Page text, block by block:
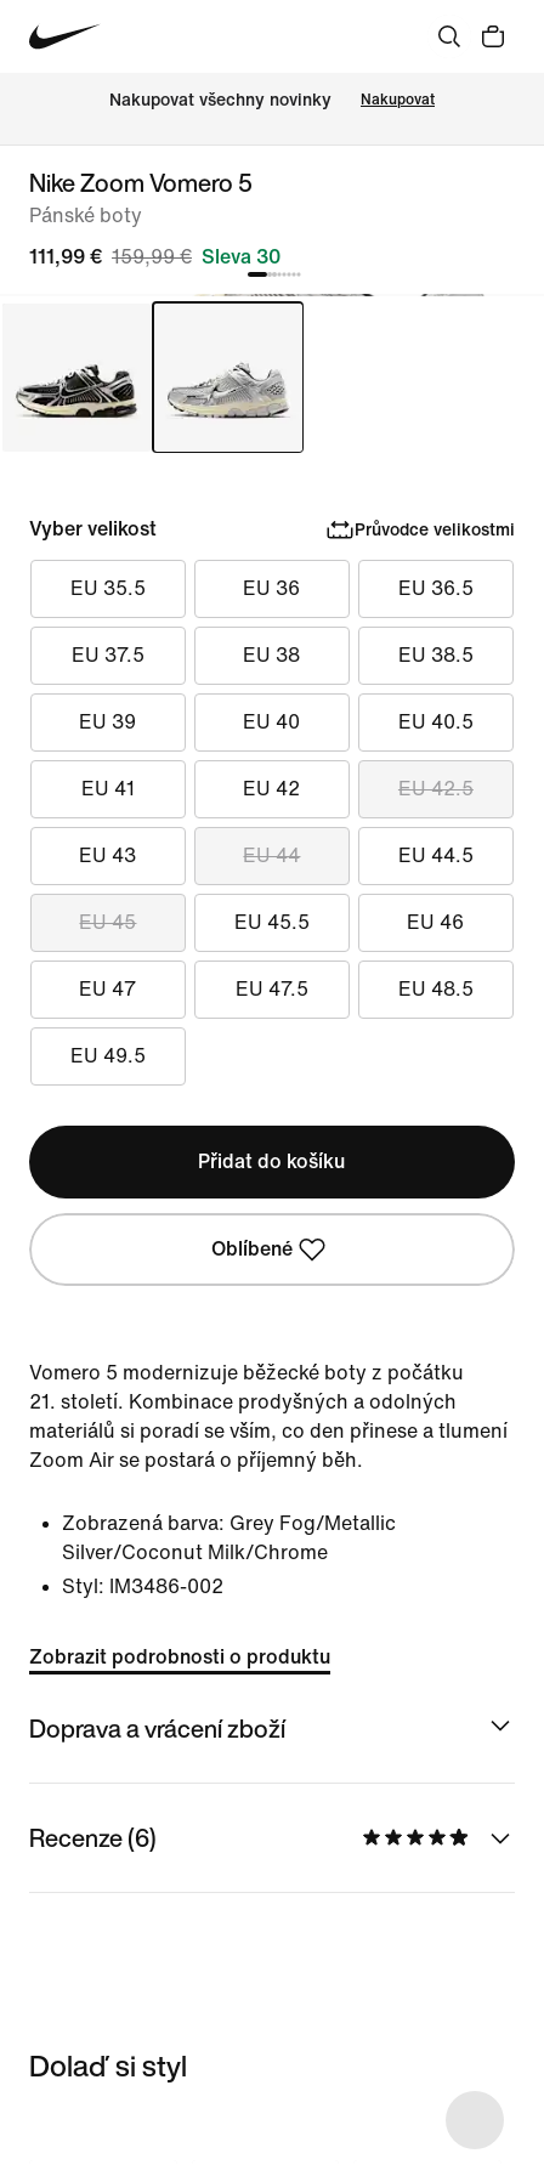
Nakupovat všechny novinky Nakupovat
Nike Zoom Vomero 5
Pánské boty
111,99 € 159,99 € Sleva 30
Vyber velikost Průvodce velikostmi
EU 35.5 EU 36 EU 36.5
EU 37.5 EU 38 EU 38.5
EU 39 EU 40 EU 40.5
EU 41 EU 42 EU 42.5
EU 43 EU 44 EU 44.5
EU 45 EU 45.5 EU 46
EU 47 EU 47.5 EU 48.5
EU 49.5
Přidat do košíku
Oblíbené
Vomero 5 modernizuje běžecké boty z počátku
21. století. Kombinace prodyšných a odolných
materiálů si poradí se vším, co den přinese a tlumení
Zoom Air se postará o příjemný běh.
Zobrazená barva: Grey Fog/Metallic
Silver/Coconut Milk/Chrome
Styl:
IM3486-002
Zobrazit podrobnosti o produktu
Doprava a vrácení zboží
Recenze (6)
Dolaď si styl